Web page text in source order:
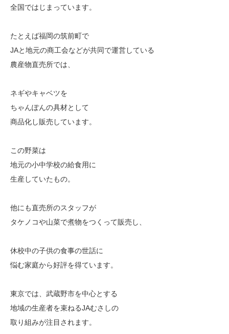
全国ではじまっています。
たとえば福岡の筑前町で
JAと地元の商工会などが共同で運営している
農産物直売所では、
ネギやキャベツを
ちゃんぽんの具材として
商品化し販売しています。
この野菜は
地元の小中学校の給食用に
生産していたもの。
他にも直売所のスタッフが
タケノコや山菜で煮物をつくって販売し、
休校中の子供の食事の世話に
悩む家庭から好評を得ています。
東京では、武蔵野市を中心とする
地域の生産者を束ねるJAむさしの
取り組みが注目されます。